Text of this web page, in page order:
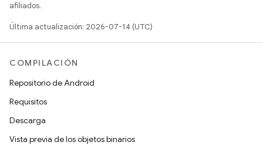
afiliados.
Última actualización: 2026-07-14 (UTC)
COMPILACIÓN
Repositorio de Android
Requisitos
Descarga
Vista previa de los objetos binarios